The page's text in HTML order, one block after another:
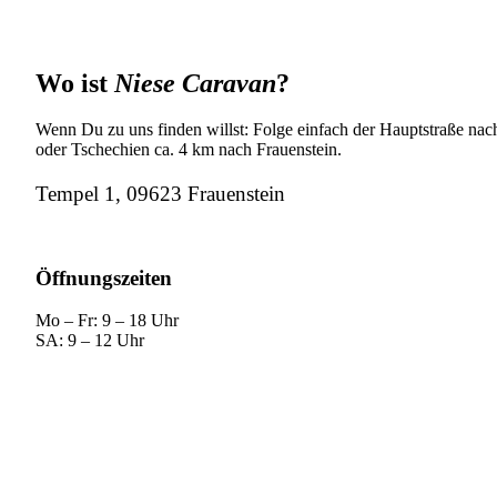
Wo ist Niese Caravan?
Wenn Du zu uns finden willst: Folge einfach der Hauptstraße
oder Tschechien ca. 4 km nach Frauenstein.
Tempel 1, 09623 Frauenstein
Öffnungszeiten
Mo – Fr: 9 – 18 Uhr
SA: 9 – 12 Uhr